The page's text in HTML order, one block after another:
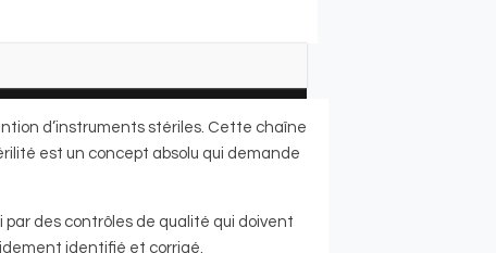
d’instruments stériles. Cette chaîne
est un concept absolu qui demande
des contrôles de qualité qui doivent
identifié et corrigé.